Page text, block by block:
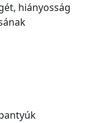
hiányosság